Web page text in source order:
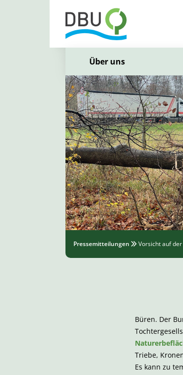
Über uns
Pressemitteilungen Vorsicht auf
Büren. Der
Triebe,
Es kann zu